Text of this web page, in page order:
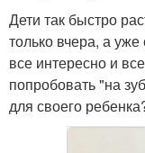
Дети так быстро
только вчера, а
все интересно и
попробовать "на
для своего